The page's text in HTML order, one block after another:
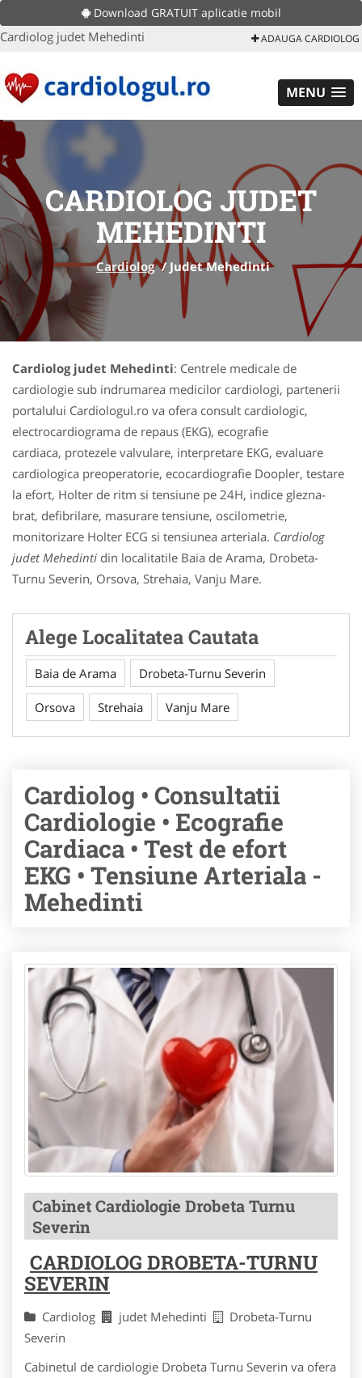
Download GRATUIT aplicatie mobil
Cardiolog judet Mehedinti ADAUGA CARDIOLOG
MENU
CARDIOLOG JUDET
MEHEDINTI
Cardiolog / Judet Mehedinti
Cardiolog judet Mehedinti: Centrele medicale de
cardiologie sub indrumarea medicilor cardiologi, partenerii
portalului Cardiologul.ro va ofera consult cardiologic,
electrocardiograma de repaus (EKG), ecografie
cardiaca, protezele valvulare, interpretare EKG, evaluare
cardiologica preoperatorie, ecocardiografie Doopler, testare
la efort, Holter de ritm si tensiune pe 24H, indice glezna-
brat, defibrilare, masurare tensiune, oscilometrie,
monitorizare Holter ECG si tensiunea arteriala. Cardiolog
judet Mehedinti din localitatile Baia de Arama, Drobeta-
Turnu Severin, Orsova, Strehaia, Vanju Mare.
Alege Localitatea Cautata
Baia de Arama Drobeta-Turnu Severin
Orsova Strehaia Vanju Mare
Cardiolog • Consultatii
Cardiologie • Ecografie
Cardiaca • Test de efort
EKG • Tensiune Arteriala -
Mehedinti
Cabinet Cardiologie Drobeta Turnu
Severin
CARDIOLOG DROBETA-TURNU
SEVERIN
Cardiolog judet Mehedinti
Drobeta-Turnu
Severin
Cabinetul de cardiologie Drobeta Turnu Severin va ofera